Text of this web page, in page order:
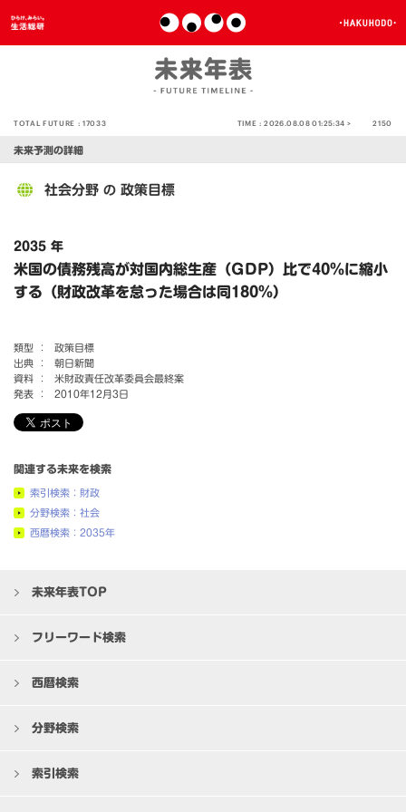
TOTAL FUTURE :17033 TIME :2026.08.08 01:25:34 > 2150
未来予測の詳細
社会分野 の 政策目標
2035 年
米国の債務残高が対国内総生産（GDP）比で40％に縮小
する（財政改革を怠った場合は同180％）
類型 ：
政策目標
出典 ：
朝日新聞
資料 ：
米財政責任改革委員会最終案
発表 ：
2010年12月3日
関連する未来を検索
索引検索：財政
分野検索：社会
西暦検索：2035年
未来年表TOP
フリーワード検索
西暦検索
分野検索
索引検索